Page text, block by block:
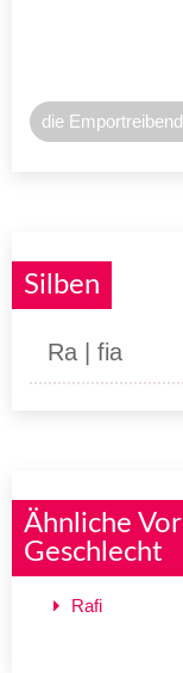
die
Silben
Ra | fia
Ähnliche
Geschlecht
Rafi